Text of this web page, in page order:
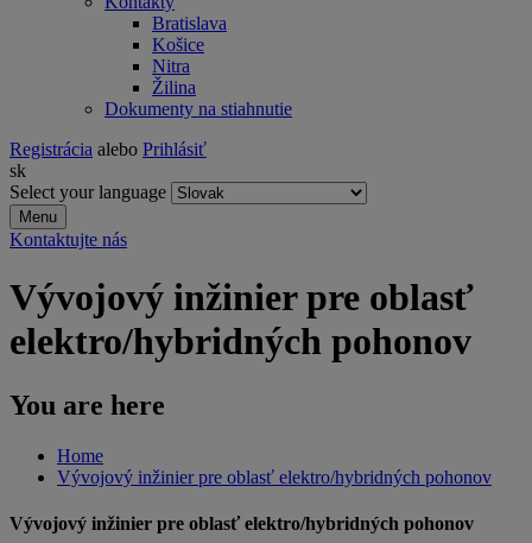
Bratislava
Košice
Nitra
Žilina
Dokumenty na stiahnutie
Registrácia alebo Prihlásiť
sk
Select your language
Menu
Kontaktujte nás
Vývojový inžinier pre oblasť
elektro/hybridných pohonov
You are here
Home
Vývojový inžinier pre oblasť elektro/hybridných pohonov
Vývojový inžinier pre oblasť elektro/hybridných pohonov